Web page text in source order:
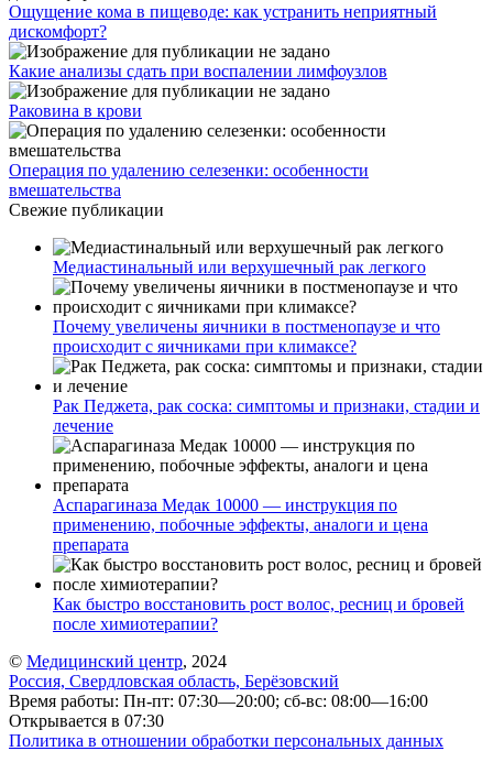
Ощущение кома в пищеводе: как устранить неприятный
дискомфорт?
Какие анализы сдать при воспалении лимфоузлов
Раковина в крови
Операция по удалению селезенки: особенности
вмешательства
Свежие публикации
Медиастинальный или верхушечный рак легкого
Почему увеличены яичники в постменопаузе и что
происходит с яичниками при климаксе?
Рак Педжета, рак соска: симптомы и признаки, стадии и
лечение
Аспарагиназа Медак 10000 — инструкция по
применению, побочные эффекты, аналоги и цена
препарата
Как быстро восстановить рост волос, ресниц и бровей
после химиотерапии?
© Медицинский центр, 2024
Россия, Свердловская область, Берёзовский
Время работы: Пн-пт: 07:30—20:00; сб-вс: 08:00—16:00
Открывается в 07:30
Политика в отношении обработки персональных данных